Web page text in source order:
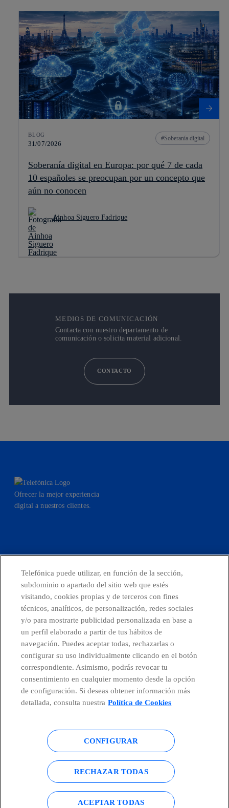
BLOG
31/07/2026
Soberanía digital
Soberanía digital en Europa: por qué 7 de cada
10 españoles se preocupan por un concepto que
aún no conocen
Ainhoa Siguero Fadrique
MEDIOS DE COMUNICACIÓN
Contacta con nuestro departamento de
comunicación o solicita material adicional.
CONTACTO
Ofrecer la mejor experiencia
digital a nuestros clientes.
facebook linkedin twitter instagram youtube
CONTACTO
Telefónica en redes sociales
Canal de Denuncias
Centro Global Transparencia
© Telefónica S.A. Configurar cookies
Política de cookies Aviso legal
Accesibilidad Política de privacidad
Telefónica puede utilizar, en función de la sección,
subdominio o apartado del sitio web que estés
visitando, cookies propias y de terceros con fines
técnicos, analíticos, de personalización, redes sociales
y/o para mostrarte publicidad personalizada en base a
un perfil elaborado a partir de tus hábitos de
navegación. Puedes aceptar todas, rechazarlas o
configurar su uso individualmente clicando en el botón
correspondiente. Asimismo, podrás revocar tu
consentimiento en cualquier momento desde la opción
de configuración. Si deseas obtener información más
detallada, consulta nuestra Política de Cookies
CONFIGURAR
RECHAZAR TODAS
ACEPTAR TODAS